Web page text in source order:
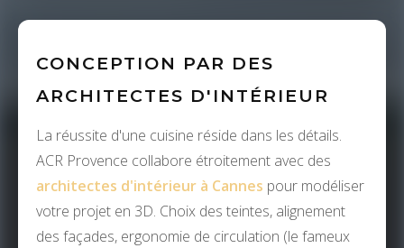
CONCEPTION PAR DES
ARCHITECTES D'INTÉRIEUR
La réussite d'une cuisine réside dans les détails.
ACR Provence collabore étroitement avec des
architectes d'intérieur à Cannes pour modéliser
votre projet en 3D. Choix des teintes, alignement
des façades, ergonomie de circulation (le fameux